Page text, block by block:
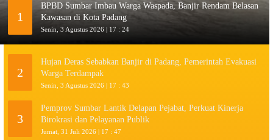
1
BPBD Sumbar Imbau Warga Waspada, Banjir Rendam Belasan
Kawasan di Kota Padang
Senin, 3 Agustus 2026 | 17 : 24
2
Hujan Deras Sebabkan Banjir di Padang, Pemerintah Evakuasi
Warga Terdampak
Senin, 3 Agustus 2026 | 17 : 43
3
Pemprov Sumbar Lantik Delapan Pejabat, Perkuat Kinerja
Birokrasi dan Pelayanan Publik
Jumat, 31 Juli 2026 | 17 : 47